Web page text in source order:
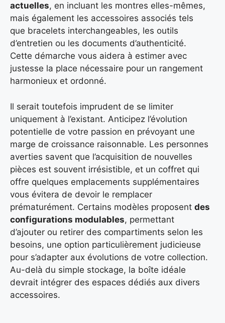
actuelles, en incluant les montres elles-mêmes,
mais également les accessoires associés tels
que bracelets interchangeables, les outils
d’entretien ou les documents d’authenticité.
Cette démarche vous aidera à estimer avec
justesse la place nécessaire pour un rangement
harmonieux et ordonné.
Il serait toutefois imprudent de se limiter
uniquement à l’existant. Anticipez l’évolution
potentielle de votre passion en prévoyant une
marge de croissance raisonnable. Les personnes
averties savent que l’acquisition de nouvelles
pièces est souvent irrésistible, et un coffret qui
offre quelques emplacements supplémentaires
vous évitera de devoir le remplacer
prématurément. Certains modèles proposent des
configurations modulables, permettant
d’ajouter ou retirer des compartiments selon les
besoins, une option particulièrement judicieuse
pour s’adapter aux évolutions de votre collection.
Au-delà du simple stockage, la boîte idéale
devrait intégrer des espaces dédiés aux divers
accessoires.